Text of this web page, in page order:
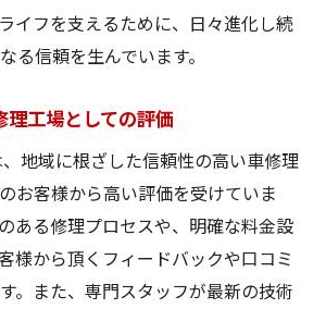
イフを支えるために、日々進化し続
る信頼を生んでいます。
工場としての評価
地域に根ざした信頼性の高い車修理
お客様から高い評価を受けていま
ある修理プロセスや、明確な料金設
様から頂くフィードバックや口コミ
。また、専門スタッフが最新の技術